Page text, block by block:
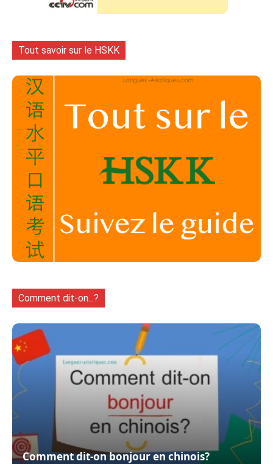
Tout savoir sur le HSKK
Comment dit-on...?
Comment dit-on bonjour en chinois?